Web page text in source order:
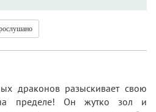
драконов разыскивает свою
пределе! Он жутко зол и